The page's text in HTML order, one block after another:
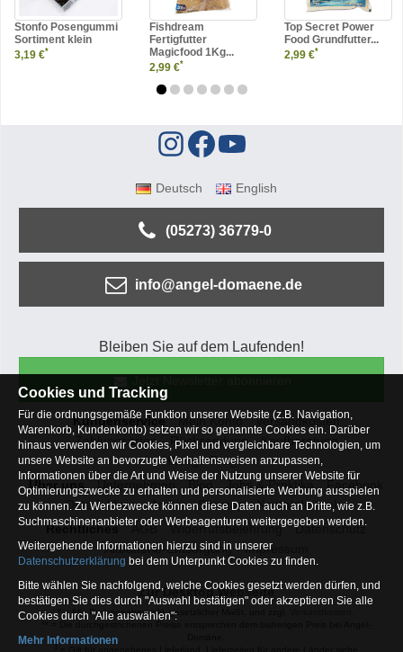
Stonfo Posengummi
Sortiment klein
3,19 €*
Fishdream
Fertigfutter
Magicfood 1Kg...
2,99 €*
Top Secret Power
Food Grundfutter...
2,99 €*
Deutsch English
(05273) 36779-0
info@angel-domaene.de
Bleiben Sie auf dem Laufenden!
Kundenservice Mein Konto
Versandkosten
Zahlungsarten
Rücksendung
Kaufberatung
Häufige Fragen
Über uns
Unternehmen Blog Jobs & Praktika
Facebook
Osterfeldsee
Archiv Sitemap
Kontaktformular
Rechtliches
AGB Widerrufsbelehrung
Datenschutz
Altbatterie-Entsorgung
Impressum
Zur Desktop Webseite
* = Alle Preisangaben inkl. gesetzlicher MwSt. und zzgl.
Cookies und Tracking
Für die ordnungsgemäße Funktion unserer Website (z.B. Navigation,
Warenkorb, Kundenkonto) setzen wir so genannte Cookies ein. Darüber
hinaus verwenden wir Cookies, Pixel und vergleichbare Technologien, um
unsere Website an bevorzugte Verhaltensweisen anzupassen,
Informationen über die Art und Weise der Nutzung unserer Website für
Optimierungszwecke zu erhalten und personalisierte Werbung ausspielen
zu können. Zu Werbezwecke können diese Daten auch an Dritte, wie z.B.
Suchmaschinenanbieter oder Werbeagenturen weitergegeben werden.
Weitergehende Informationen hierzu sind in unserer
Datenschutzerklärung bei dem Unterpunkt Cookies zu finden.
Bitte wählen Sie nachfolgend, welche Cookies gesetzt werden dürfen, und
bestätigen Sie dies durch "Auswahl bestätigen" oder akzeptieren Sie alle
Cookies durch "Alle auswählen":
Mehr Informationen